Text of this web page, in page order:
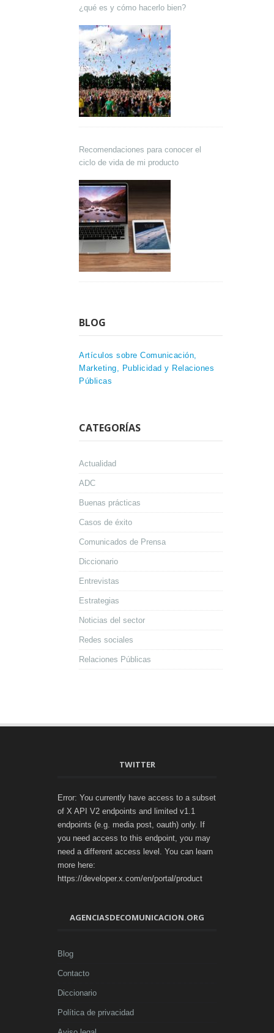
¿qué es y cómo hacerlo bien?
Recomendaciones para conocer el
ciclo de vida de mi producto
BLOG
Artículos sobre Comunicación,
Marketing, Publicidad y Relaciones
Públicas
CATEGORÍAS
Actualidad
ADC
Buenas prácticas
Casos de éxito
Comunicados de Prensa
Diccionario
Entrevistas
Estrategias
Noticias del sector
Redes sociales
Relaciones Públicas
TWITTER
Error: You currently have access to a subset
of X API V2 endpoints and limited v1.1
endpoints (e.g. media post, oauth) only. If
you need access to this endpoint, you may
need a different access level. You can learn
more here:
https://developer.x.com/en/portal/product
AGENCIASDECOMUNICACION.ORG
Blog
Contacto
Diccionario
Política de privacidad